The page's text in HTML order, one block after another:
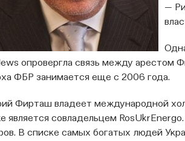
—
опровергла связь между арестом
ФБР занимается еще с 2006 года.
Фирташ владеет международной
является совладельцем
В списке самых богатых людей